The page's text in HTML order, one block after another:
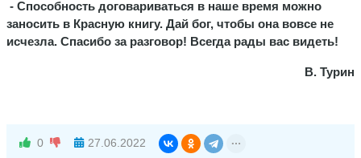
- Способность договариваться в наше время можно
заносить в Красную книгу. Дай бог, чтобы она вовсе не
исчезла. Спасибо за разговор! Всегда рады вас видеть!
В. Турин
0 27.06.2022